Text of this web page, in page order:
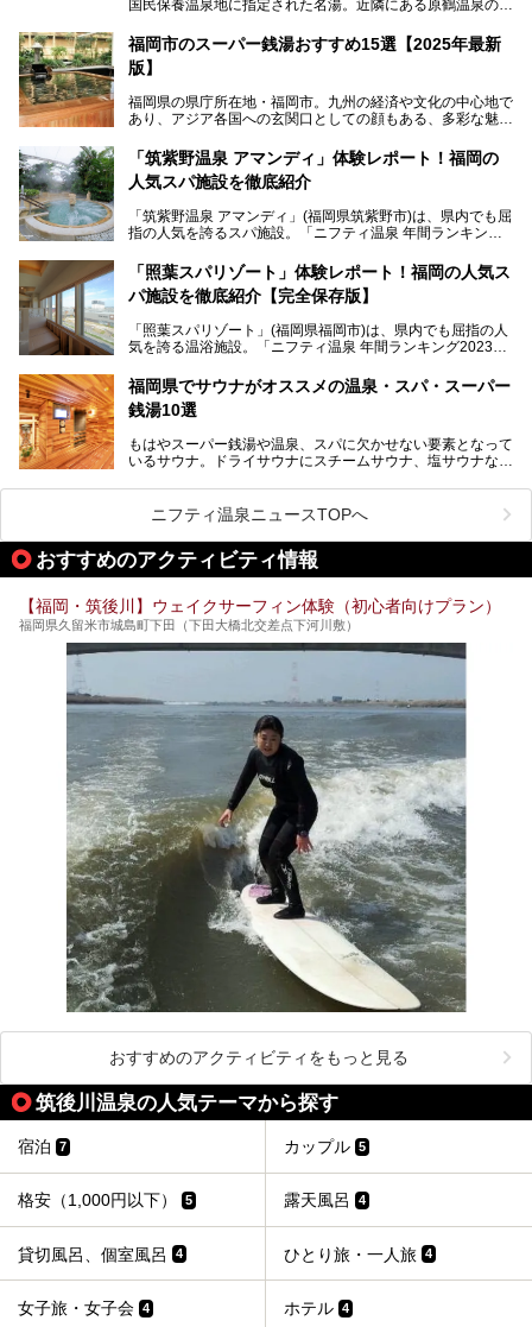
国民保養温泉地に指定された名湯。近隣にある原鶴温泉の観
す。
「ふだん着の温泉 鶴は千年」は、吉井温泉にある日帰り入
住民や温泉ファンに愛され続けています。今回は筆者自ら日
帰り入浴し、自慢の温泉を中心に詳細レビューします！
福岡市のスーパー銭湯おすすめ15選【2025年最新
版】
福岡県の県庁所在地・福岡市。九州の経済や文化の中心地で
あり、アジア各国への玄関口としての顔もある、多彩な魅力
そんな福岡市は、スーパー銭湯も多種多彩。玄界灘を眺めら
れるリゾート気分満点のスーパー銭湯から、繁華街近くのレ
いスーパー銭湯を一挙ご紹介します。
「筑紫野温泉 アマンディ」体験レポート！福岡の
人気スパ施設を徹底紹介
「筑紫野温泉 アマンディ」(福岡県筑紫野市)は、県内でも屈
指の人気を誇るスパ施設。「ニフティ温泉 年間ランキング2
入浴客で賑わっています。
そこで今回は、ニフティ温泉ライターである筆者が現地訪
ーム・併設するレストランを体験し、それらの全貌を徹底紹
介します！
「照葉スパリゾート」体験レポート！福岡の人気ス
パ施設を徹底紹介【完全保存版】
「照葉スパリゾート」(福岡県福岡市)は、県内でも屈指の人
気を誇る温浴施設。「ニフティ温泉 年間ランキング2023」
常連客で賑わっています。
そこで今回は、ニフティ温泉ライターである筆者が現地体
ューズメント・宿泊施設・グルメ・その他施設まで、多彩な
る全貌と魅力を徹底紹介します！
福岡県でサウナがオススメの温泉・スパ・スーパー
銭湯10選
もはやスーパー銭湯や温泉、スパに欠かせない要素となって
いるサウナ。ドライサウナにスチームサウナ、塩サウナな
ペース、ロウリュウなど、心ゆくまで楽しむためのサービス
が充実した施設も多くみられます。
今回はそんなサウナにこだわった、福岡県内のオススメ温
泉・銭湯・スパを10件紹介したいと思います！
ニフティ温泉ニュースTOPへ
おすすめのアクティビティ情報
【福岡・筑後川】ウェイクサーフィン体験（初心者向けプラン）
福岡県久留米市城島町下田（下田大橋北交差点下河川敷）
おすすめのアクティビティをもっと見る
筑後川温泉の人気テーマから探す
宿泊 7 カップル 5
格安（1,000円以下） 5 露天風呂 4
貸切風呂、個室風呂 4 ひとり旅・一人旅 4
女子旅・女子会 4 ホテル 4